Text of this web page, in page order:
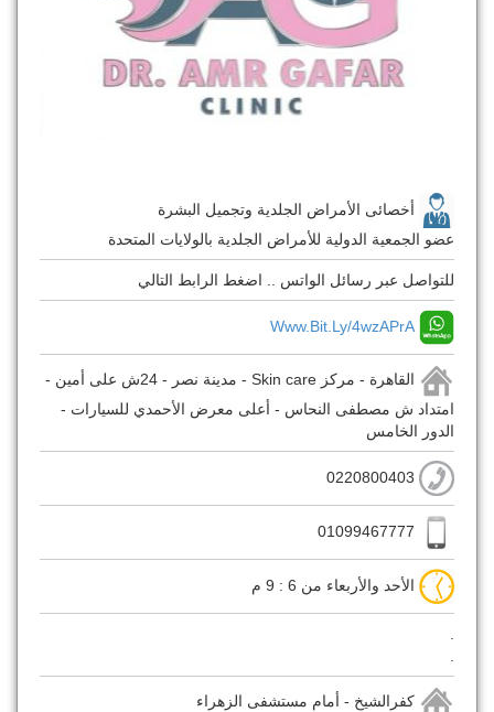
أخصائى الأمراض الجلدية وتجميل البشرة
عضو الجمعية الدولية للأمراض الجلدية بالولايات المتحدة
للتواصل عبر رسائل الواتس .. اضغط الرابط التالي
Www.bit.ly/4wzAPrA
القاهرة - مركز Skin care - مدينة نصر - 24ش على أمين -
امتداد ش مصطفى النحاس - أعلى معرض الأحمدي للسيارات -
الدور الخامس
الأحد والأربعاء من 6 : 9 م
كفرالشيخ - أمام مستشفى الزهراء